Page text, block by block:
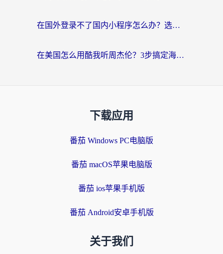
在国外登录不了国内小程序怎么办？选对回国加速器，轻松解锁国内资源
在美国怎么用酷我听周杰伦？3步搞定海外听歌难题
下载应用
番茄 Windows PC电脑版
番茄 macOS苹果电脑版
番茄 ios苹果手机版
番茄 Android安卓手机版
关于我们